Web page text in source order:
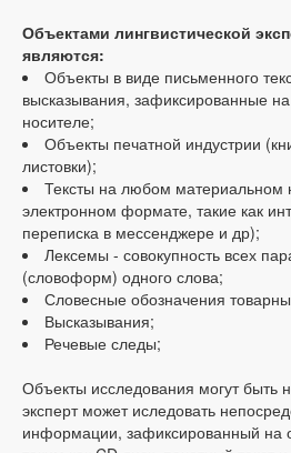
Объектами лингвистической
являются:
Объекты в виде письменного
высказывания, зафиксированные
носителе;
Объекты печатной индустрии
листовки);
Тексты на любом материальном
электронном формате, такие как
переписка в мессенджере и др);
Лексемы - совокупность всех
(словоформ) одного слова;
Словесные обозначения
Высказывания;
Речевые следы;
Объекты исследования могут быть
эксперт может иследовать
информации, зафиксированный на